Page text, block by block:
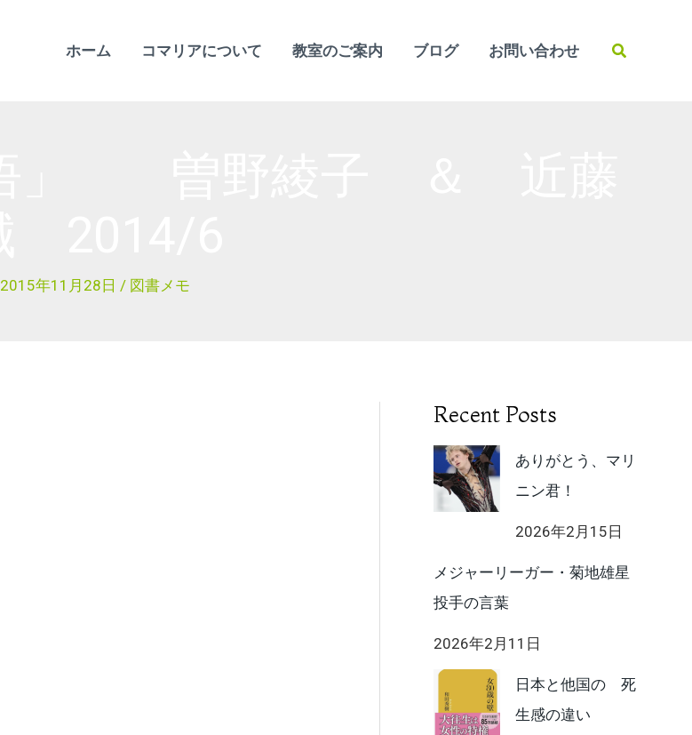
ホーム コマリアについて 教室のご案内 ブログ お問い合わせ
検
2015年11月28日 / 図書メモ
Recent Posts
ありがとう、マリ
ニン君！
2026年2月15日
メジャーリーガー・菊地雄星
投手の言葉
2026年2月11日
日本と他国の 死
生感の違い